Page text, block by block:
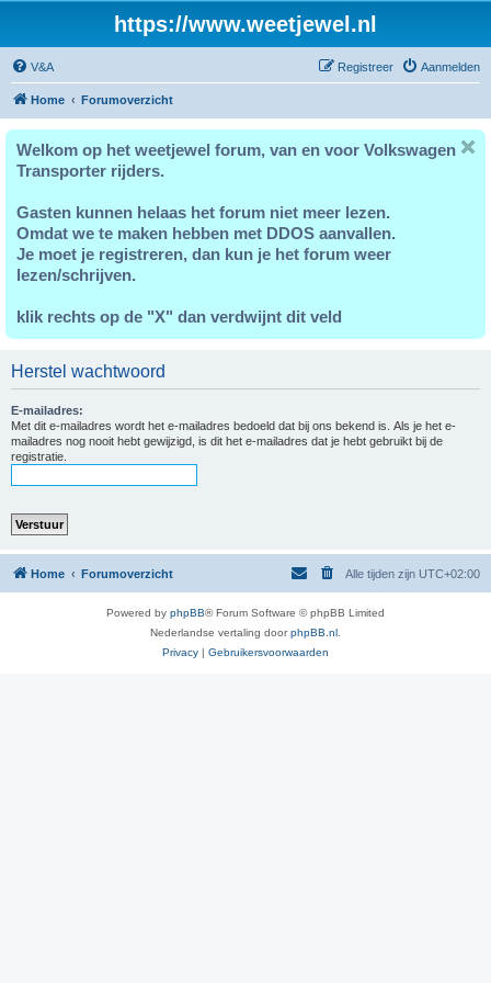
https://www.weetjewel.nl
V&A Aanmelden
Registreer
Home Forumoverzicht
Welkom op het weetjewel forum, van en voor Volkswagen
Transporter rijders.
Gasten kunnen helaas het forum niet meer lezen.
Omdat we te maken hebben met DDOS aanvallen.
Je moet je registreren, dan kun je het forum weer
lezen/schrijven.
klik rechts op de "X" dan verdwijnt dit veld
Herstel wachtwoord
E-mailadres:
Met dit e-mailadres wordt het e-mailadres bedoeld dat bij ons bekend is. Als je het e-
mailadres nog nooit hebt gewijzigd, is dit het e-mailadres dat je hebt gebruikt bij de
registratie.
Home Forumoverzicht Alle tijden zijn UTC+02:00
Powered by phpBB® Forum Software © phpBB Limited
Nederlandse vertaling doorphpBB.nl
Privacy | Gebruikersvoorwaarden